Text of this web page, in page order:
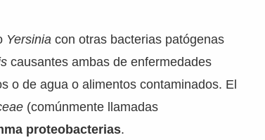
Yersinia con otras bacterias patógenas
causantes ambas de enfermedades
o de agua o alimentos contaminados. El
(comúnmente llamadas
proteobacterias.